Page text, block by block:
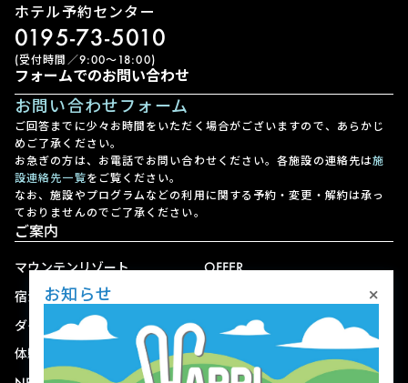
ホテル予約センター
0195-73-5010
(受付時間／9:00〜18:00)
フォームでのお問い合わせ
お問い合わせフォーム
ご回答までに少々お時間をいただく場合がございますので、あらかじ
めご了承ください。
お急ぎの方は、お電話でお問い合わせください。各施設の連絡先は施
設連絡先一覧をご覧ください。
なお、施設やプログラムなどの利用に関する予約・変更・解約は承っ
ておりませんのでご了承ください。
ご案内
マウンテンリゾート
宿泊
ダイニング
体験
OFFER
ショップ
お知らせ ×